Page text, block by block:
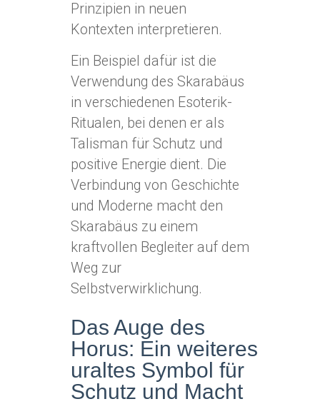
Prinzipien in neuen
Kontexten interpretieren.
Ein Beispiel dafür ist die
Verwendung des Skarabäus
in verschiedenen Esoterik-
Ritualen, bei denen er als
Talisman für Schutz und
positive Energie dient. Die
Verbindung von Geschichte
und Moderne macht den
Skarabäus zu einem
kraftvollen Begleiter auf dem
Weg zur
Selbstverwirklichung.
Das Auge des
Horus: Ein weiteres
uraltes Symbol für
Schutz und Macht